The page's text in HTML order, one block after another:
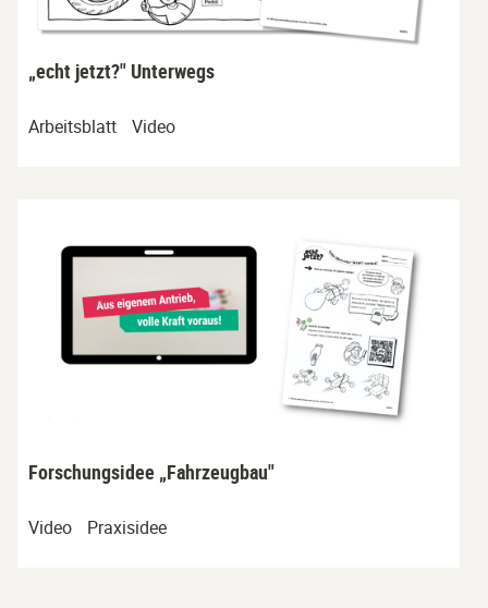
„echt jetzt?" Unterwegs
Arbeitsblatt Video
Forschungsidee „Fahrzeugbau"
Video Praxisidee